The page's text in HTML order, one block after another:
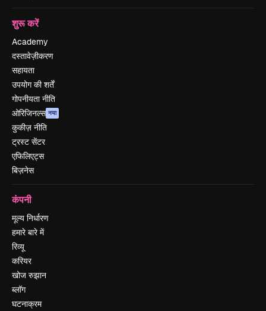
शुरू करें
Academy
दस्तावेज़ीकरण
सहायता
उपयोग की शर्तें
गोपनीयता नीति
ओरिजिनल्स नया
कुकीज़ नीति
ट्रस्ट सेंटर
एफिलिएट्स
बिज़नेस
कंपनी
मूल्य निर्धारण
हमारे बारे में
रिव्यू
करियर
खोज रुझान
ब्लॉग
घटनाक्रम